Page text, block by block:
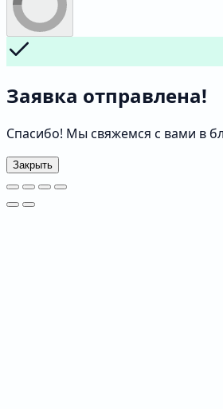
Заявка отправлена!
Спасибо! Мы свяжемся с вами в
Закрыть